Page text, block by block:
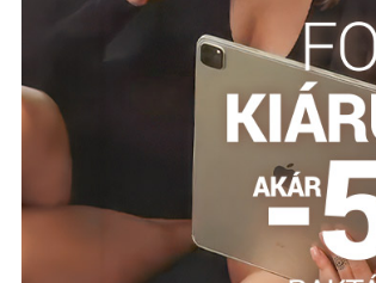
Vékony harisnya Harisnya
FacebookTwitter